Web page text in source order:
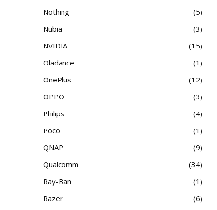
Nothing
5
Nubia
3
NVIDIA
15
Oladance
1
OnePlus
12
OPPO
3
Philips
4
Poco
1
QNAP
9
Qualcomm
34
Ray-Ban
1
Razer
6